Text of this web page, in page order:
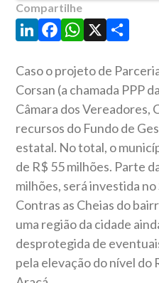
Compartilhe
LinkedIn
Facebook
WhatsApp
X Share
Caso o projeto de
Corsan (a chamada PPP
Câmara dos Vereadores,
recursos do Fundo de
estatal. No total, o
de R$ 55 milhões. Parte
milhões, será investida
Contras as Cheias do
uma região da cidade
desprotegida de
pela elevação do nível do